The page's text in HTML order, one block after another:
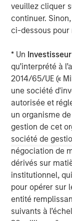
veuillez cliquer
continuer.
ci-dessous pour
* Un
qu’interprété à
2014/65/UE («
une société
autorisée et
un organisme
gestion de cet
société de
négociation de
dérivés sur
institutionnel,
pour opérer sur
entité
suivants à
Morgan Stanley
services firm
management
Firm's
corporations,
For more
Morgan Stanley
Morgan Stanley
investors with
private equity
commitments,
investing